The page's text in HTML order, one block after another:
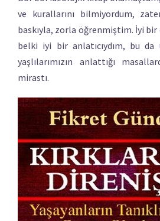
ve kurallarını bilmiyordum,
baskıyla, zorla öğrenmiştim. İyi
belki iyi bir anlatıcıydım, bu da
yaşlılarımızın anlattığı
mirastı.